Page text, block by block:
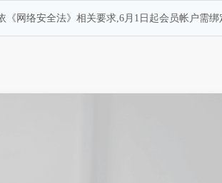
《网络安全法》相关要求,6月1日起会员帐户需